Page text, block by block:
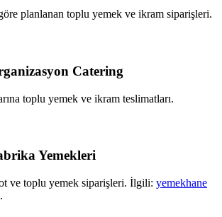
planlanan toplu yemek ve ikram siparişleri.
Catering
toplu yemek ve ikram teslimatları.
Yemekleri
ve toplu yemek siparişleri. İlgili: yemekhane
.